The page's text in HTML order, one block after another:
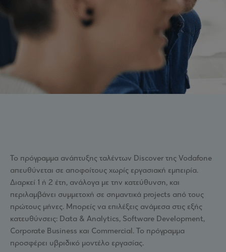
Το πρόγραμμα ανάπτυξης ταλέντων Discover της Vodafone
απευθύνεται σε αποφοίτους χωρίς εργασιακή εμπειρία.
Διαρκεί 1 ή 2 έτη, ανάλογα με την κατεύθυνση, και
περιλαμβάνει συμμετοχή σε σημαντικά projects από τους
πρώτους μήνες. Μπορείς να επιλέξεις ανάμεσα στις εξής
κατευθύνσεις: Data & Analytics, Software Development,
Corporate Business και Commercial. Το πρόγραμμα
προσφέρει υβριδικό μοντέλο εργασίας.